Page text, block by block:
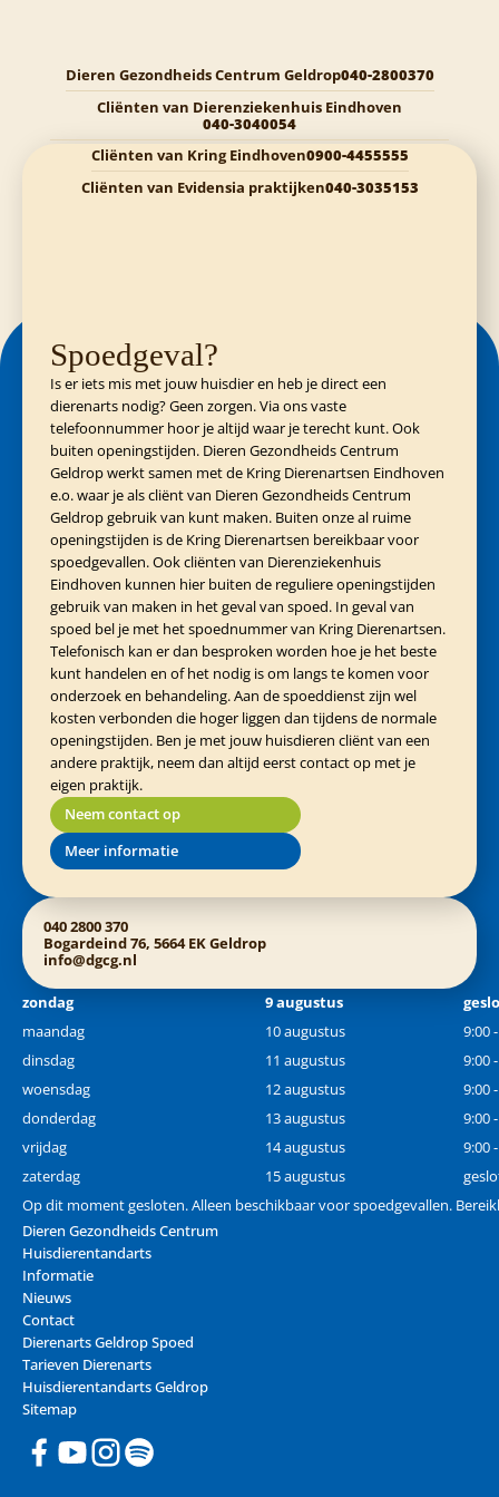
Dieren Gezondheids Centrum Geldrop040-2800370
Cliënten van Dierenziekenhuis Eindhoven
040-3040054
Cliënten van Kring Eindhoven0900-4455555
Cliënten van Evidensia praktijken040-3035153
Spoedgeval?
Is er iets mis met jouw huisdier en heb je direct een
dierenarts nodig? Geen zorgen. Via ons vaste
telefoonnummer hoor je altijd waar je terecht kunt. Ook
buiten openingstijden. Dieren Gezondheids Centrum
Geldrop werkt samen met de Kring Dierenartsen Eindhoven
e.o. waar je als cliënt van Dieren Gezondheids Centrum
Geldrop gebruik van kunt maken. Buiten onze al ruime
openingstijden is de Kring Dierenartsen bereikbaar voor
spoedgevallen. Ook cliënten van Dierenziekenhuis
Eindhoven kunnen hier buiten de reguliere openingstijden
gebruik van maken in het geval van spoed. In geval van
spoed bel je met het spoednummer van Kring Dierenartsen.
Telefonisch kan er dan besproken worden hoe je het beste
kunt handelen en of het nodig is om langs te komen voor
onderzoek en behandeling. Aan de spoeddienst zijn wel
kosten verbonden die hoger liggen dan tijdens de normale
openingstijden. Ben je met jouw huisdieren cliënt van een
andere praktijk, neem dan altijd eerst contact op met je
eigen praktijk.
Neem contact op
Meer informatie
040 2800 370
Bogardeind 76, 5664 EK Geldrop
info@dgcg.nl
zondag 9 augustus
maandag
10 augustus
9:00
dinsdag
11 augustus
9:00
woensdag
12 augustus
9:00
donderdag
13 augustus
9:00
vrijdag
14 augustus
9:00
zaterdag
15 augustus
Op dit moment gesloten. Alleen beschikbaar voor spoedgevallen.
Dieren Gezondheids Centrum
Huisdierentandarts
Informatie
Nieuws
Contact
Dierenarts Geldrop Spoed
Tarieven Dierenarts
Huisdierentandarts Geldrop
Sitemap